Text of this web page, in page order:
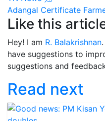
Adangal Certificate
Like this
Hey! I am R. Balakrishnan
have suggestions to
suggestions and
Read next